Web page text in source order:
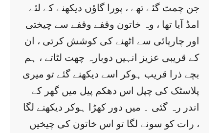
جن چمٹ گئے تھے ، پورا گاؤں دیکھنے کے لئے
امڈ آیا تھا ، وہ خاتون وقفے وقفے سے چیختی
اور چارپائی سے اٹھنے کی کوشش کرتی ، ان
کے قریبی عزیز انہیں دوبارہ چھت لٹاتے ، ہم
بچے ذرا قریب ہوکر اسے دیکھنے گئے تو میری
پلاسٹک کی چپل اس دھکم پیل میں گھر کے
اندر رہ گئی ۔ میں دور کھڑا ہوکر دیکھنے لگا
، رات کو سونے لگا تو اس خاتون کی چیخیں